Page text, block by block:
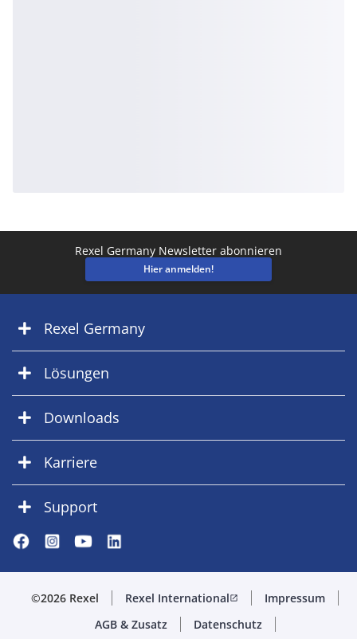
Rexel Germany Newsletter abonnieren
Hier anmelden!
Rexel Germany
Lösungen
Downloads
Karriere
Support
©2026 Rexel Rexel Internationalopen_in_new
Impressum
AGB & Zusatz
Datenschutz